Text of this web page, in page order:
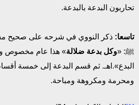
تحاربون البدعة بالبدعة.
تاسعا: ذكر النووي في شرحه على صحيح
ﷺ: «وكل بدعة ضلالة» هذا عام مخصوص
البدع».اهـ. ثم قسم البدعة إلى خمسة
ومحرمة ومكروهة ومباحة.